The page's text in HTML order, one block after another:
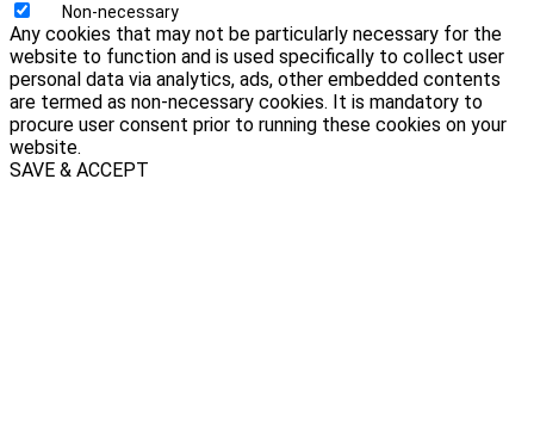
Non-necessary
Any cookies that may not be particularly necessary for the
website to function and is used specifically to collect user
personal data via analytics, ads, other embedded contents
are termed as non-necessary cookies. It is mandatory to
procure user consent prior to running these cookies on your
website.
SAVE & ACCEPT